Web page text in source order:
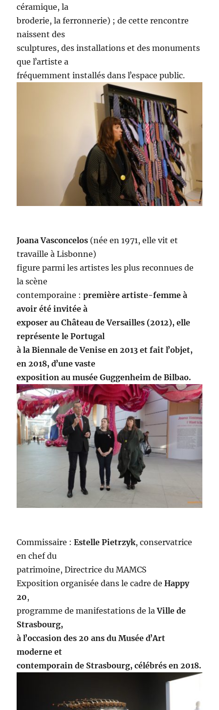
céramique, la
broderie, la ferronnerie) ; de cette rencontre
naissent des
sculptures, des installations et des monuments
que lʼartiste a
fréquemment installés dans lʼespace public.
Joana Vasconcelos (née en 1971, elle vit et
travaille à Lisbonne)
figure parmi les artistes les plus reconnues de
la scène
contemporaine :première artiste-femme à
avoir été invitée à
exposer au Château de Versailles (2012), elle
représente le Portugal
à la Biennale de Venise en 2013 et fait lʼobjet,
en 2018, dʼune vaste
exposition au musée Guggenheim de Bilbao.
Commissaire :Estelle Pietrzyk, conservatrice
en chef du
patrimoine, Directrice du MAMCS
Exposition organisée dans le cadre deHappy
20,
programme de manifestations de laVille de
Strasbourg,
à lʼoccasion des 20 ans du Musée dʼArt
moderne et
contemporainde Strasbourg, célébrés en 2018.